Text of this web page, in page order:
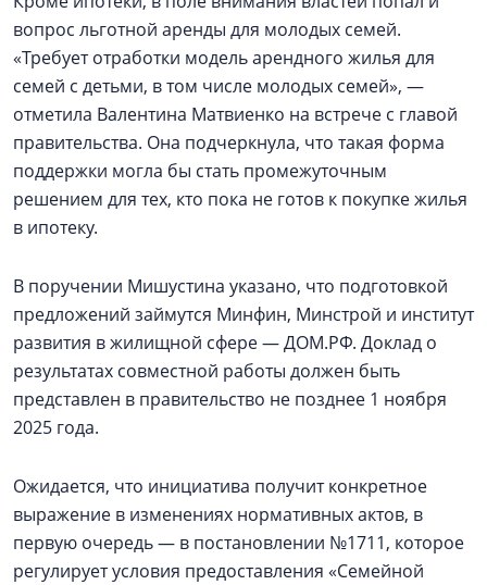
вопрос льготной аренды для молодых семей.
«Требует отработки модель арендного жилья для
семей с детьми, в том числе молодых семей», —
отметила Валентина Матвиенко на встрече с главой
правительства. Она подчеркнула, что такая форма
поддержки могла бы стать промежуточным
решением для тех, кто пока не готов к покупке жилья
в ипотеку.
В поручении Мишустина указано, что подготовкой
предложений займутся Минфин, Минстрой и институт
развития в жилищной сфере — ДОМ.РФ. Доклад о
результатах совместной работы должен быть
представлен в правительство не позднее 1 ноября
2025 года.
Ожидается, что инициатива получит конкретное
выражение в изменениях нормативных актов, в
первую очередь — в постановлении №1711, которое
регулирует условия предоставления «Семейной